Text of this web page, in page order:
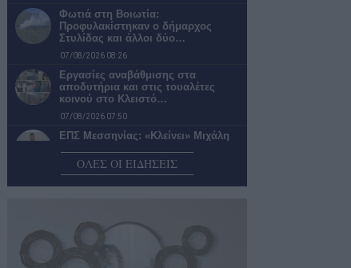
Φωτιά στη Βοιωτία:
Προφυλακίστηκαν ο δήμαρχος
Στυλίδας και άλλοι δύο…
07/08/2026 08:26
Εργασίες αναβάθμισης στα
αποδυτήρια και στις τουαλέτες
κοινού στο Κλειστό…
07/08/2026 07:50
ΕΠΣ Μεσσηνίας: «Κλείνει» Μιχάλη
Μεικτές Ομάδες
07/08/2026 07:30
07/08/2026 06:44
Ο καιρός σήμερα Παρασκευή στην
Καλαμάτα
ΟΛΕΣ ΟΙ ΕΙΔΗΣΕΙΣ